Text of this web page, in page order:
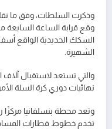
وذكرت السلطات، وفق ما
وقع قرابة الساعة السابعة
السكك الحديدية الواقع
الشهيرة.
والتي تستعد لاستقبال آلاف
نهائيات دوري كرة السلة
وتعد محطة بنسلفانيا مركزًا
تخدم خطوط قطارات